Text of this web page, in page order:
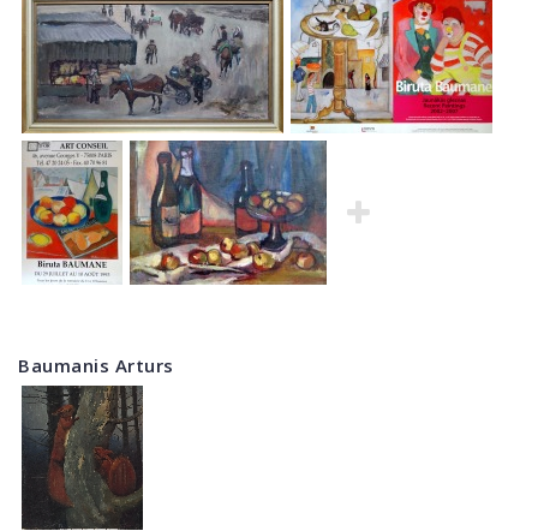
Baumanis Arturs